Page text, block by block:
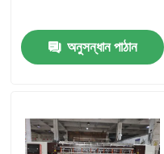
পণ্য
অনুসন্ধান পাঠান